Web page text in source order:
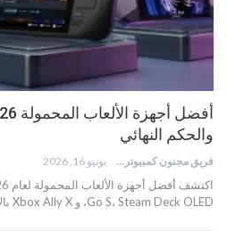
والحكم النهائي
فريق مجنون كمبيوتر يونيو 16, 2026
Go S، Steam Deck OLED، و Xbox Ally X بالأسعار.…